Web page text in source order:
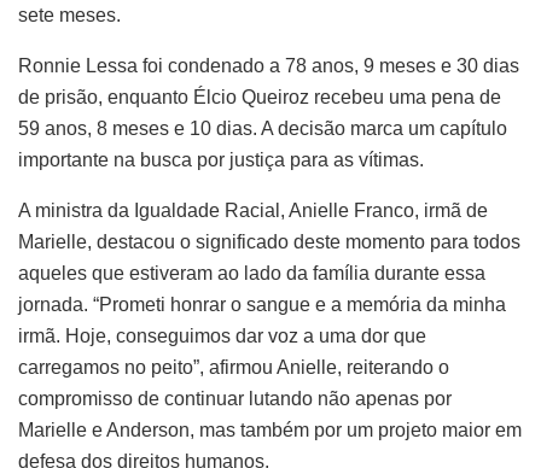
sete meses.
Ronnie Lessa foi condenado a 78 anos, 9 meses e 30 dias
de prisão, enquanto Élcio Queiroz recebeu uma pena de
59 anos, 8 meses e 10 dias. A decisão marca um capítulo
importante na busca por justiça para as vítimas.
A ministra da Igualdade Racial, Anielle Franco, irmã de
Marielle, destacou o significado deste momento para todos
aqueles que estiveram ao lado da família durante essa
jornada. “Prometi honrar o sangue e a memória da minha
irmã. Hoje, conseguimos dar voz a uma dor que
carregamos no peito”, afirmou Anielle, reiterando o
compromisso de continuar lutando não apenas por
Marielle e Anderson, mas também por um projeto maior em
defesa dos direitos humanos.